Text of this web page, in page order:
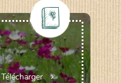
Télécharger